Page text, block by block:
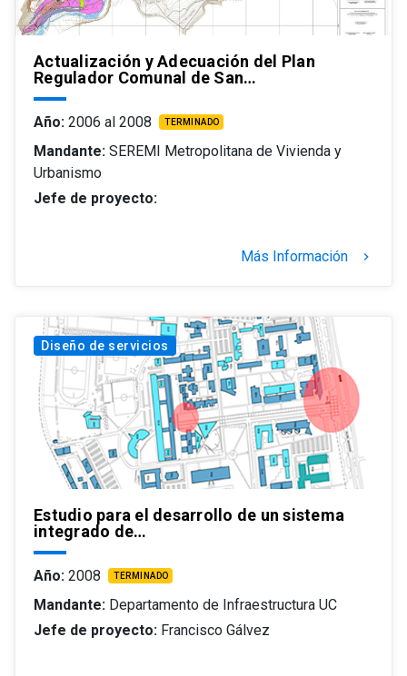
Actualización y Adecuación del Plan
Regulador Comunal de San…
Año: 2006 al 2008 TERMINADO
Mandante: SEREMI Metropolitana de Vivienda y
Urbanismo
Jefe de proyecto:
Más Información keyboard_arrow_right
Diseño de servicios
Estudio para el desarrollo de un sistema
integrado de…
Año: 2008 TERMINADO
Mandante: Departamento de Infraestructura UC
Jefe de proyecto: Francisco Gálvez